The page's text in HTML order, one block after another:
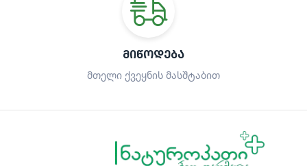
ᲛᲘᲬᲝᲓᲔᲑᲐ
მთელი ქვეყნის მასშტაბით